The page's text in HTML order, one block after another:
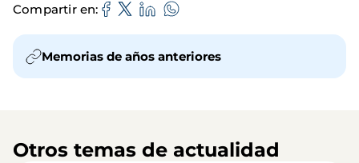
Compartir en
Memorias de años anteriores
Otros temas de actualidad